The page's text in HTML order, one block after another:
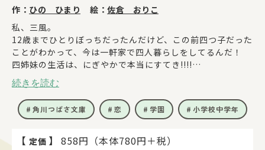
作： ひの ひまり 絵： 佐倉 おりこ
私、三風。
12歳までひとりぼっちだったんだけど、この前四つ子だった
ことがわかって、今は一軒家で四人暮らしをしてるんだ！
四姉妹の生活は、にぎやかで本当にすてき!!!!
でも……なんだか最近、姉妹いちばんのしっかり者、長女・
一花ちゃんの様子が変なの。
突然家を飛び出したり、怒り出したり――何か悩んでいるみた
い。
人は、どこかへ出かける一花ちゃんをこっそり尾行すること
続きを読む
角川つばさ文庫 恋 学園 小学校中学年
【 定価 】
858円（本体780円＋税）